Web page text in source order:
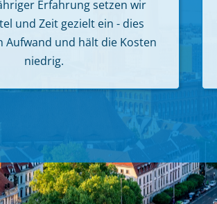
Erfahrung setzen wir
und Zeit gezielt ein - dies
Aufwand und hält die Kosten
niedrig.